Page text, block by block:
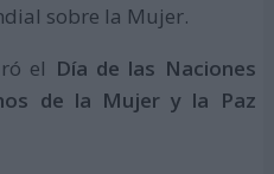
sobre la Mujer.
el Día de las Naciones
de la Mujer y la Paz